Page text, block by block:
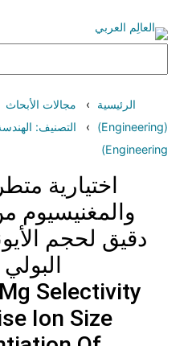
المحتوى
الرئيسية مجالات الأبحاث
(Engineering)
Engineering)
اختيارية
والمغنيسيوم
دقيق لحجم
Selectivity
Ion Size